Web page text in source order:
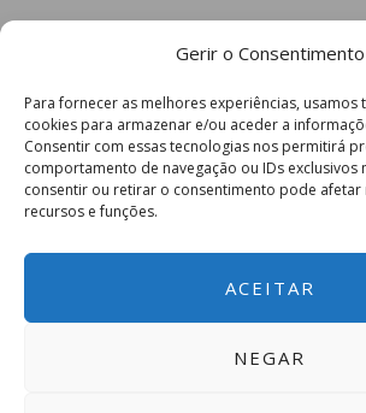
Gerir o Consentimento
Para fornecer as melhores experiências, usamos
cookies para armazenar e/ou aceder a
Consentir com essas tecnologias nos permitirá
comportamento de navegação ou IDs exclusivos
consentir ou retirar o consentimento pode afetar
recursos e funções.
ACEITAR
NEGAR